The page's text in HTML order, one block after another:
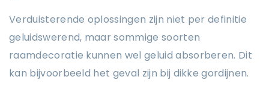
Verduisterende oplossingen zijn niet per definitie
geluidswerend, maar sommige soorten
raamdecoratie kunnen wel geluid absorberen. Dit
kan bijvoorbeeld het geval zijn bij dikke gordijnen.